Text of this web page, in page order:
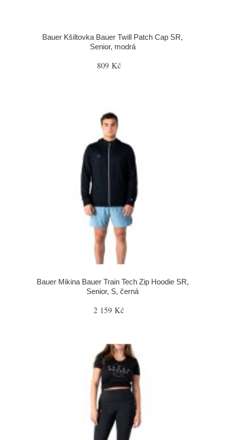
Bauer Kšiltovka Bauer Twill Patch Cap SR,
Senior, modrá
809 Kč
Bauer Mikina Bauer Train Tech Zip Hoodie SR,
Senior, S, černá
2 159 Kč